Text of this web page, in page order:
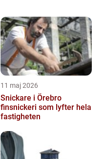
11 maj 2026
Snickare i Örebro
finsnickeri som lyfter hela
fastigheten